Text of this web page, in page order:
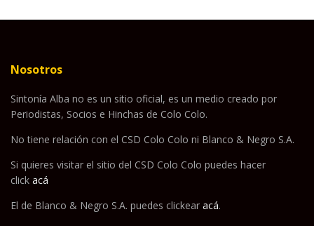
Nosotros
Sintonía Alba no es un sitio oficial, es un medio creado por
Periodistas, Socios e Hinchas de Colo Colo.
No tiene relación con el CSD Colo Colo ni Blanco & Negro S.A.
Si quieres visitar el sitio del CSD Colo Colo puedes hacer
click acá
El de Blanco & Negro S.A. puedes clickear acá.